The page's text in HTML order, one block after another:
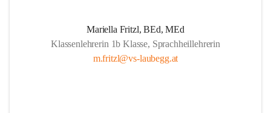
Mariella Fritzl, BEd, MEd
Klassenlehrerin 1b Klasse, Sprachheillehrerin
m.fritzl@vs-laubegg.at